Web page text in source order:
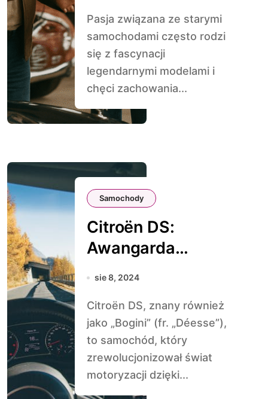
Pasja związana ze starymi
samochodami często rodzi
się z fascynacji
legendarnymi modelami i
chęci zachowania...
Samochody
Citroën DS:
Awangarda
Designu i
sie 8, 2024
Citroën DS, znany również
jako „Bogini” (fr. „Déesse”),
to samochód, który
zrewolucjonizował świat
motoryzacji dzięki...